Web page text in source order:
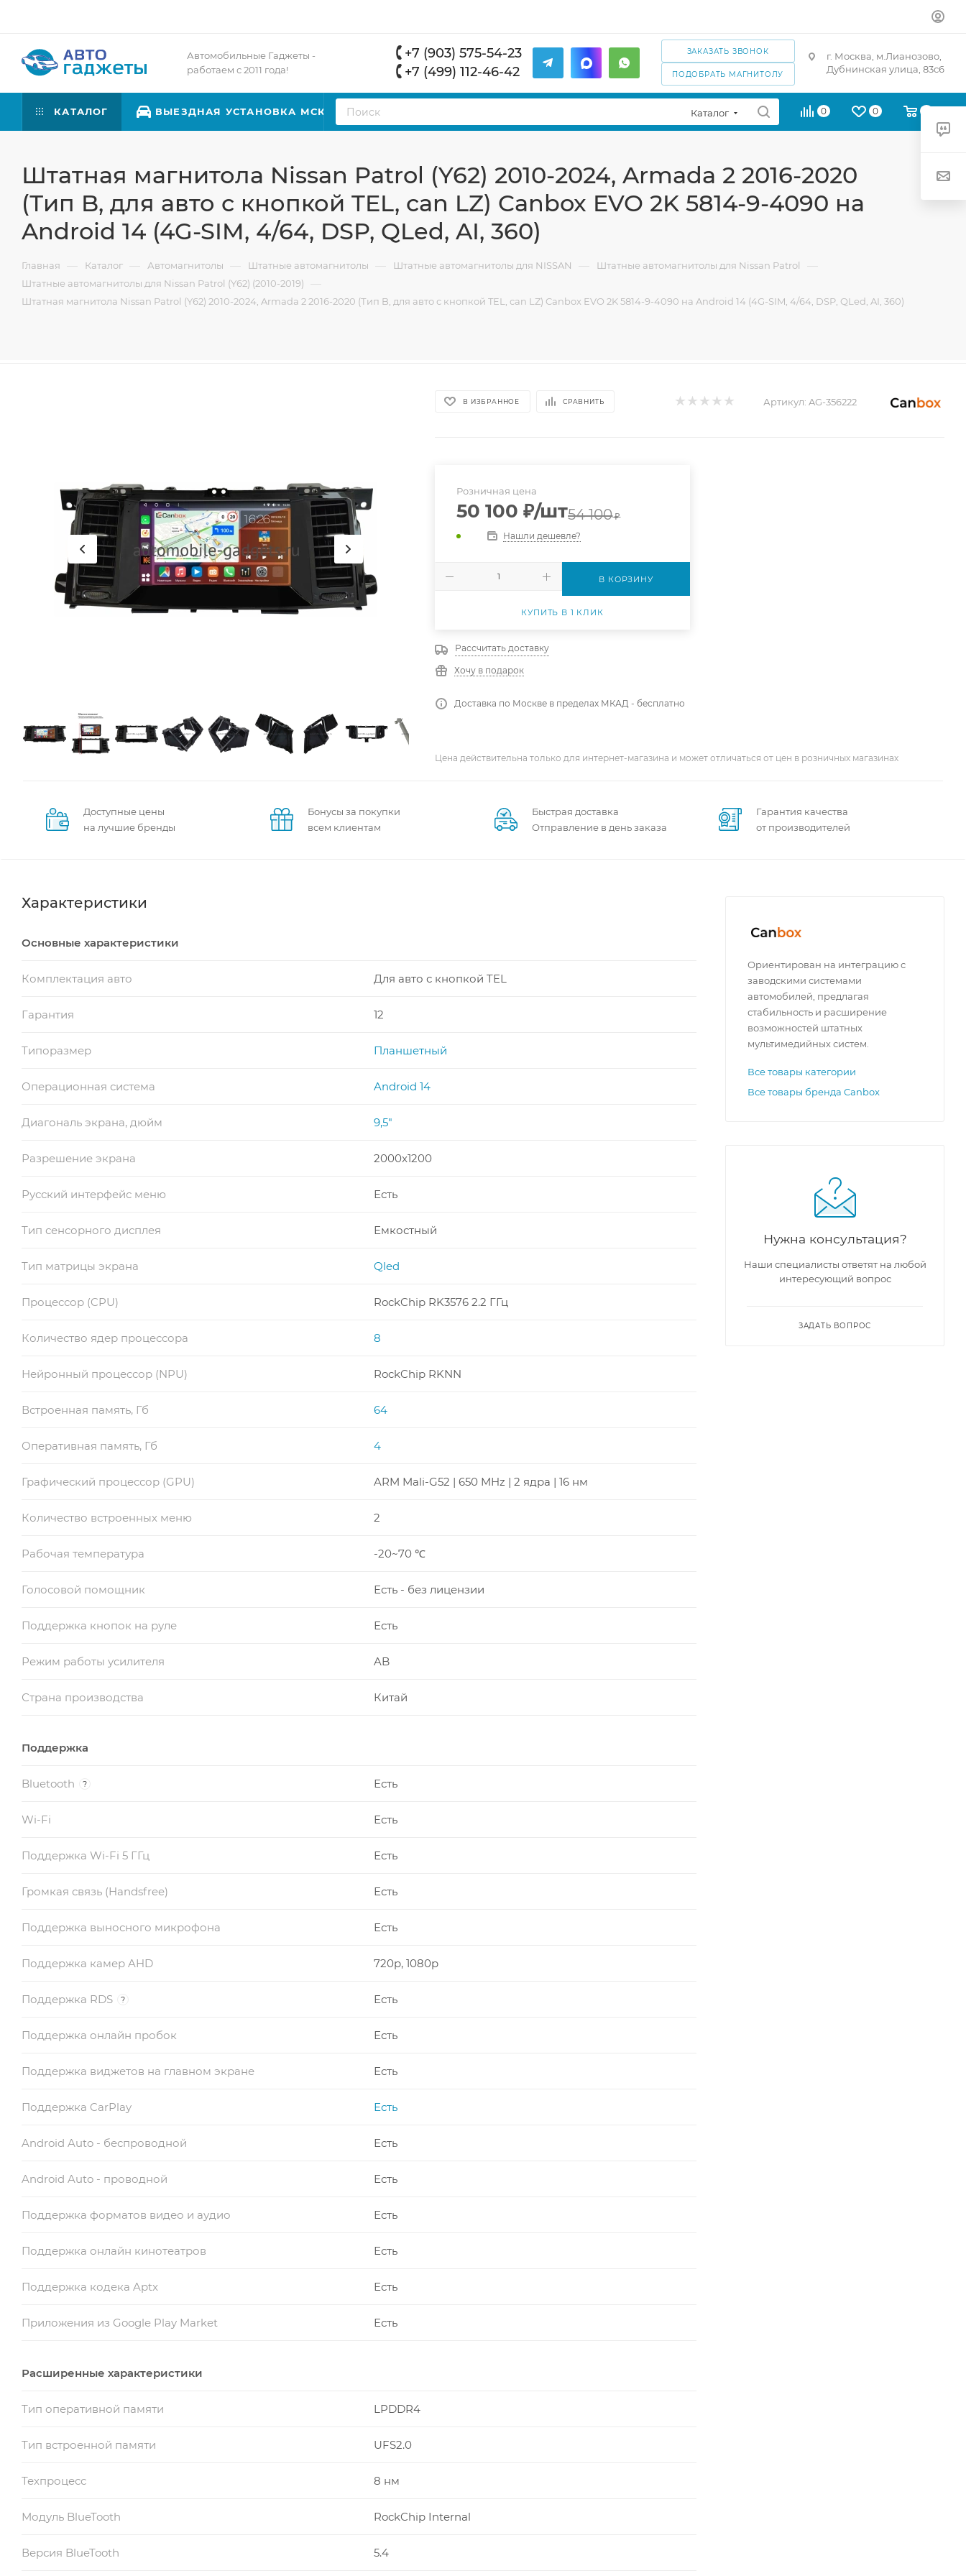
Автомобильные Гаджеты -
работаем с 2011 года!
+7 (903) 575-54-23
+7 (499) 112-46-42
ЗАКАЗАТЬ ЗВОНОК
ПОДОБРАТЬ МАГНИТОЛУ
г. Москва, м.Лианозово,
Дубнинская улица, 83с6
КАТАЛОГ ВЫЕЗДНАЯ УСТАНОВКА МСК Каталог 0 0
Штатная магнитола Nissan Patrol (Y62) 2010-2024, Armada 2 2016-2020
(Тип B, для авто с кнопкой TEL, can LZ) Canbox EVO 2K 5814-9-4090 на
Android 14 (4G-SIM, 4/64, DSP, QLed, AI, 360)
Главная — Каталог — Автомагнитолы — Штатные автомагнитолы — Штатные автомагнитолы для NISSAN — Штатные автомагнитолы для Nissan Patrol —
Штатные автомагнитолы для Nissan Patrol (Y62) (2010-2019) —
Штатная магнитола Nissan Patrol (Y62) 2010-2024, Armada 2 2016-2020 (Тип B, для авто с кнопкой TEL, can LZ) Canbox EVO 2K 5814-9-4090 на Android 14 (4G-SIM, 4/64, DSP, QLed, AI, 360)
В ИЗБРАННОЕ СРАВНИТЬ Артикул: AG-356222
Розничная цена
50 100 ₽/шт54 100₽
Нашли дешевле?
В КОРЗИНУ
КУПИТЬ В 1 КЛИК
Рассчитать доставку
Хочу в подарок
Доставка по Москве в пределах МКАД - бесплатно
Цена действительна только для интернет-магазина и может отличаться от цен в розничных магазинах
Доступные цены
на лучшие бренды
Бонусы за покупки
всем клиентам
Быстрая доставка
Отправление в день заказа
Гарантия качества
от производителей
Характеристики
Основные характеристики
Комплектация авто Для авто с кнопкой TEL
Гарантия 12
Типоразмер Планшетный
Операционная система Android 14
Диагональ экрана, дюйм 9,5"
Разрешение экрана 2000x1200
Русский интерфейс меню Есть
Тип сенсорного дисплея Емкостный
Тип матрицы экрана Qled
Процессор (CPU) RockChip RK3576 2.2 ГГц
Количество ядер процессора 8
Нейронный процессор (NPU) RockChip RKNN
Встроенная память, Гб 64
Оперативная память, Гб 4
Графический процессор (GPU) ARM Mali-G52 | 650 MHz | 2 ядра | 16 нм
Количество встроенных меню 2
Рабочая температура -20~70 ℃
Голосовой помощник Есть - без лицензии
Поддержка кнопок на руле Есть
Режим работы усилителя AB
Страна производства Китай
Поддержка
Bluetooth ? Есть
Wi-Fi Есть
Поддержка Wi-Fi 5 ГГц Есть
Громкая связь (Handsfree) Есть
Поддержка выносного микрофона Есть
Поддержка камер AHD 720p, 1080p
Поддержка RDS ? Есть
Поддержка онлайн пробок Есть
Поддержка виджетов на главном экране Есть
Поддержка CarPlay Есть
Android Auto - беспроводной Есть
Android Auto - проводной Есть
Поддержка форматов видео и аудио Есть
Поддержка онлайн кинотеатров Есть
Поддержка кодека Aptx Есть
Приложения из Google Play Market Есть
Расширенные характеристики
Тип оперативной памяти LPDDR4
Тип встроенной памяти UFS2.0
Техпроцесс 8 нм
Модуль BlueTooth RockChip Internal
Версия BlueTooth 5.4
Ориентирован на интеграцию с
заводскими системами
автомобилей, предлагая
стабильность и расширение
возможностей штатных
мультимедийных систем.
Все товары категории
Все товары бренда Canbox
Нужна консультация?
Наши специалисты ответят на любой
интересующий вопрос
ЗАДАТЬ ВОПРОС